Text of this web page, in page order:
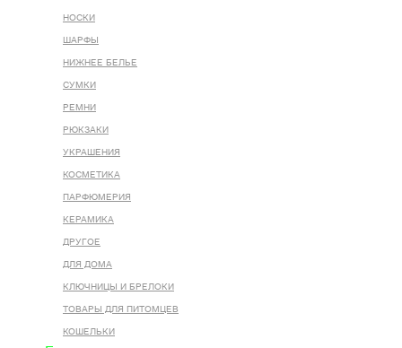
НОСКИ
ШАРФЫ
НИЖНЕЕ БЕЛЬЕ
СУМКИ
РЕМНИ
РЮКЗАКИ
УКРАШЕНИЯ
КОСМЕТИКА
ПАРФЮМЕРИЯ
КЕРАМИКА
ДРУГОЕ
ДЛЯ ДОМА
КЛЮЧНИЦЫ И БРЕЛОКИ
ТОВАРЫ ДЛЯ ПИТОМЦЕВ
КОШЕЛЬКИ